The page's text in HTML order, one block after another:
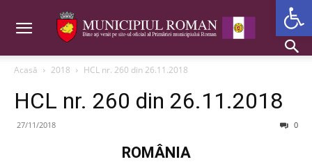
Acasă 2018 HCL nr. 260 din 26.11.2018
HCL nr. 260 din 26.11.2018
27/11/2018 0
ROMÂNIA